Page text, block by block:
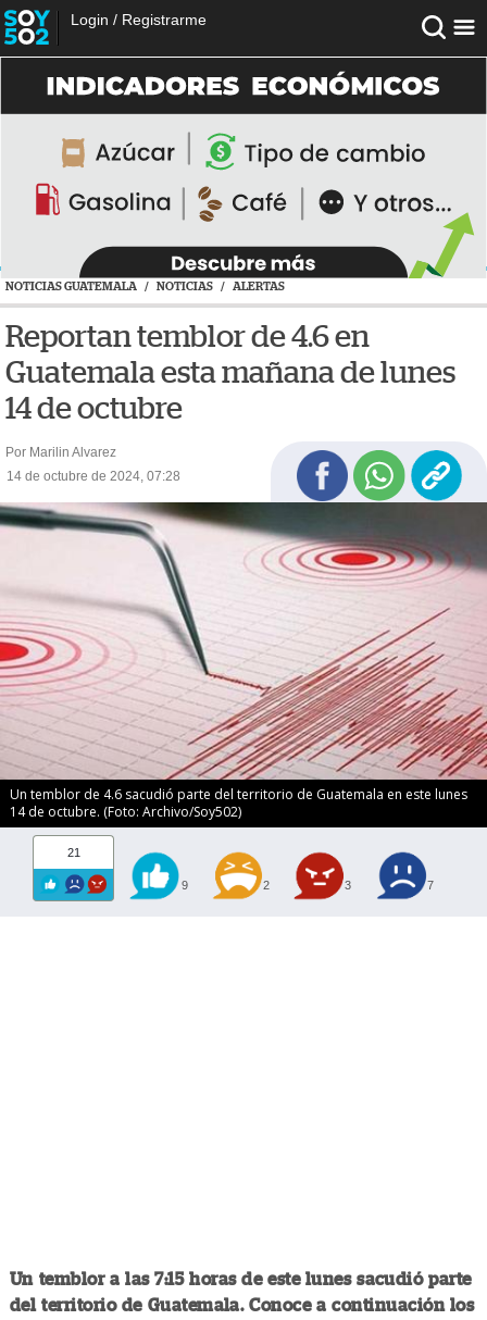
Login / Registrarme
NOTICIAS GUATEMALA / NOTICIAS / ALERTAS
Reportan temblor de 4.6 en
Guatemala esta mañana de lunes
14 de octubre
Por Marilin Alvarez
14 de octubre de 2024, 07:28
Un temblor de 4.6 sacudió parte del territorio de Guatemala en este lunes
14 de octubre. (Foto: Archivo/Soy502)
21
9 2 3 7
Un temblor a las 7:15 horas de este lunes sacudió parte
del territorio de Guatemala. Conoce a continuación los